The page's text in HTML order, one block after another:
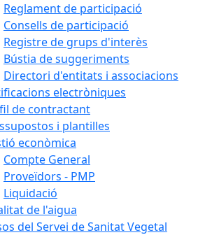
Reglament de participació
Consells de participació
Registre de grups d'interès
Bústia de suggeriments
Directori d'entitats i associacions
electròniques
de contractant
i plantilles
econòmica
Compte General
Proveïdors - PMP
Liquidació
de l'aigua
del Servei de Sanitat Vegetal